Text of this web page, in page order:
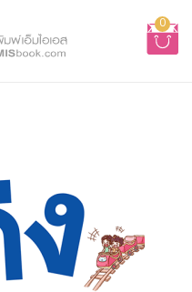
0